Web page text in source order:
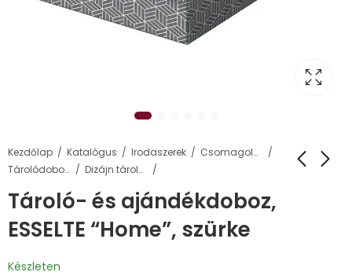
Kezdőlap Katalógus Irodaszerek
Csomagolás, tárolás
Tárolódobozok, ládák és kosarak
Dizájn tárolódobozok
Tároló- és ajándékdoboz,
ESSELTE “Home”, szürke
Készleten